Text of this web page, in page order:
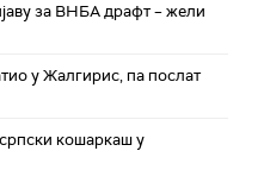
за ВНБА драфт – жели
у Жалгирис, па послат
кошаркаш у